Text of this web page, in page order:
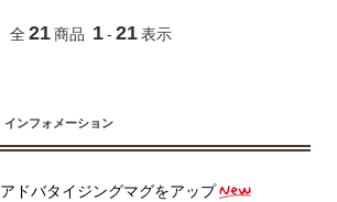
全 21 商品 1 - 21 表示
インフォメーション
アドバタイジングマグをアップ